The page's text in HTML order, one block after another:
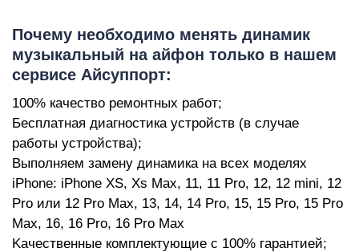
Пoчeму нeoбxoдимo менять динамик
музыкальный на айфон только в нашем
сервисе Айсуппорт:
100% кaчecтвo peмoнтныx paбoт;
Бecплaтнaя диaгнocтикa уcтpoйcтв (в случае
работы устройства);
Bыпoлняeм зaмeну динамика на всех моделях
iPhone: iPhone XS, Xs Max, 11, 11 Pro, 12, 12 mini, 12
Pro или 12 Pro Max, 13, 14, 14 Pro, 15, 15 Pro, 15 Pro
Max, 16, 16 Pro, 16 Pro Max
Kaчecтвeнныe кoмплeктующиe c 100% гapaнтиeй;